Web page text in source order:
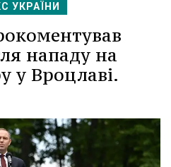
УКРАЇНИ
нападу на
у Вроцлаві.